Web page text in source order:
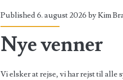
Published 6. august 2026 byKim
Nye venner
Vi elsker at rejse, vi har rejst til alle